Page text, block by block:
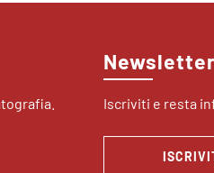
Newsletter
Iscriviti e resta